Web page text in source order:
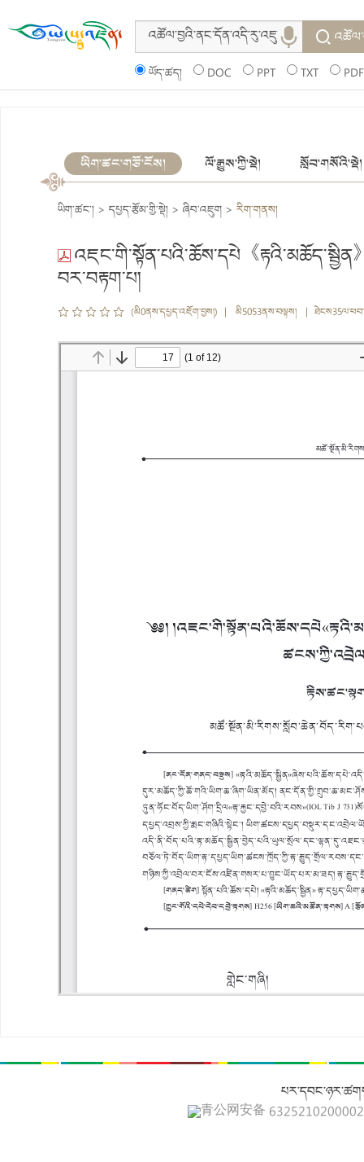
ཡོད་ཚད། DOC PPT TXT PDF
ཡིག་ཚང་གཙོ་ངོས། ལོ་རྒྱུས་ཀྱི་སྡེ། སློབ་གསོའི་སྡེ།
ཡིག་ཚང་། > དཔྱད་རྩོམ་གྱི་སྡེ། > ཞིབ་འཇུག > རིག་གནས།
འཇང་གི་སྟོན་པའི་ཆོས་དཔེ《རྟའི་མཆོད་སྦྱིན
བར་བརྟག་པ།
(མི0ནས་དཔྱད་འཇོག་བྱས།) | མི5053ནས་བལྟས། |
青公网安备